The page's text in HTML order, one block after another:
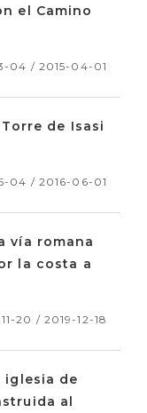
el Camino
04 / 2015-04-01
de Isasi
04 / 2016-06-01
vía romana
la costa a
20 / 2019-12-18
iglesia de
al